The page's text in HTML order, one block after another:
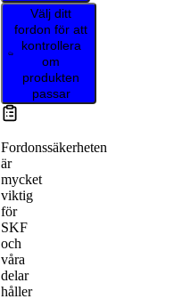
Välj ditt
fordon för att
kontrollera
om
produkten
passar
Fordonssäkerheten
är
mycket
viktig
för
SKF
och
våra
delar
håller